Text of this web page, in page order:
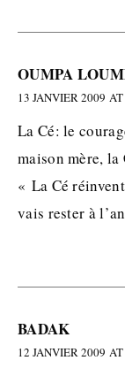
OUMPA
13 JANVIER 2009
La Cé: le
maison mère, la
« La Cé
vais rester à
BADAK
12 JANVIER 2009